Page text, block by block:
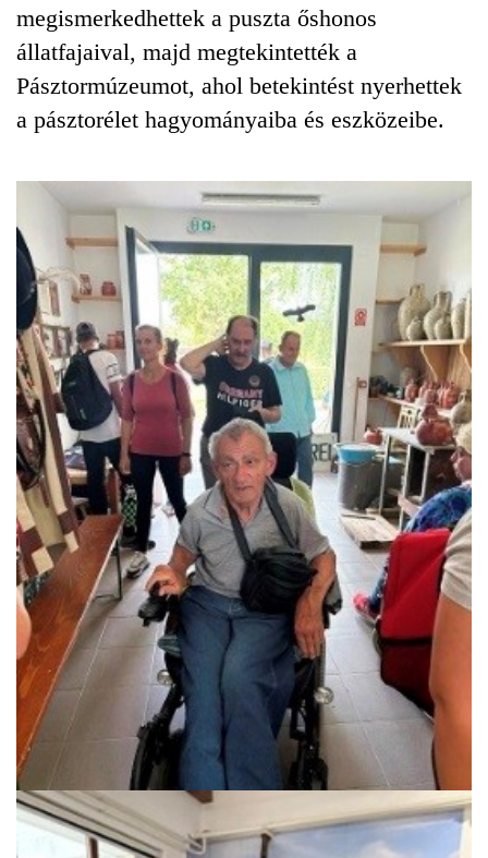
megismerkedhettek a puszta őshonos
állatfajaival, majd megtekintették a
Pásztormúzeumot, ahol betekintést nyerhettek
a pásztorélet hagyományaiba és eszközeibe.